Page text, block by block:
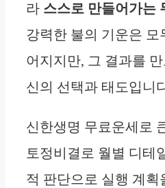
라 스스로 만들어가는
강력한 불의 기운은 모
어지지만, 그 결과를
신의 선택과 태도입니
신한생명 무료운세로
토정비결로 월별 디테
적 판단으로 실행 계획